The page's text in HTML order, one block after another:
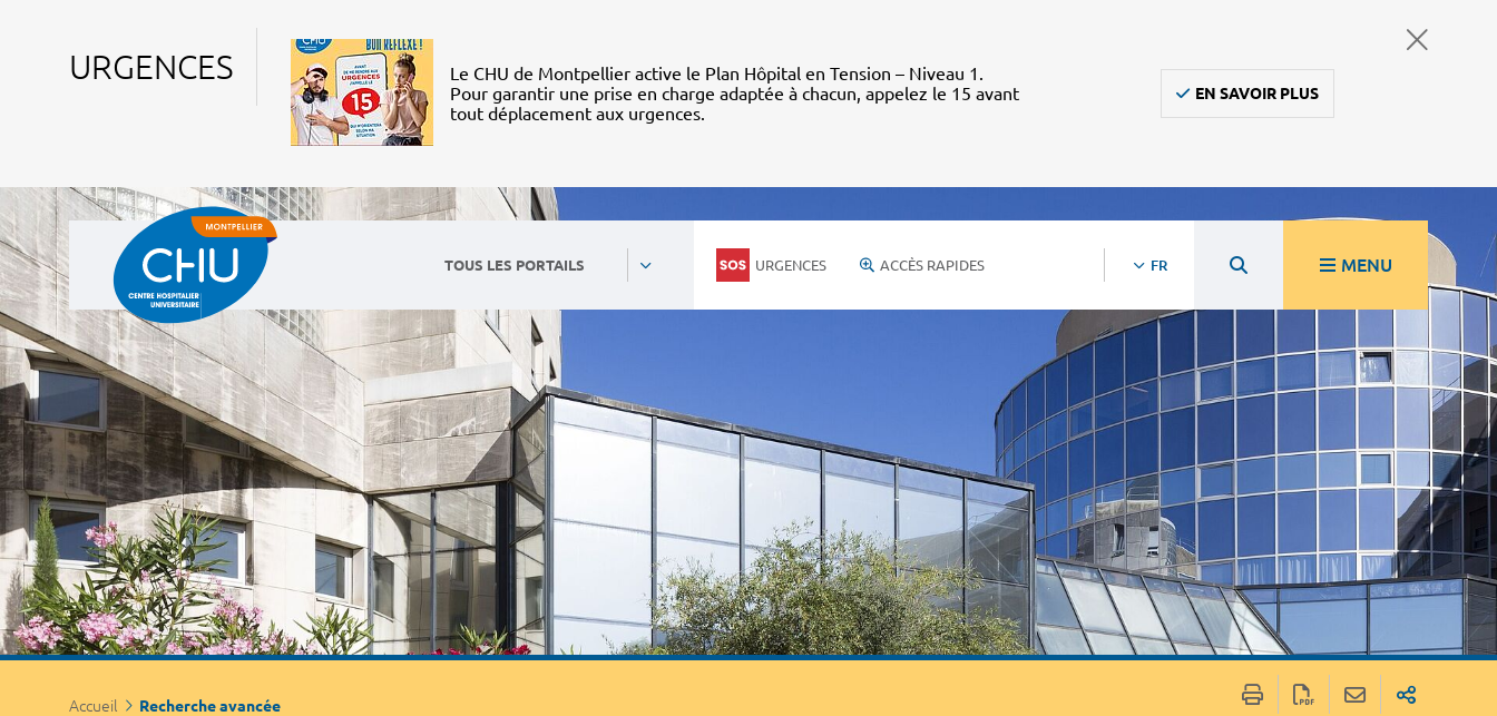
URGENCES
Le CHU de Montpellier active le Plan Hôpital en Tension – Niveau 1.
Pour garantir une prise en charge adaptée à chacun, appelez le 15 avant
tout déplacement aux urgences.
EN SAVOIR PLUS
TOUS LES PORTAILS URGENCES ACCÈS RAPIDES FR MENU
Accueil Recherche avancée